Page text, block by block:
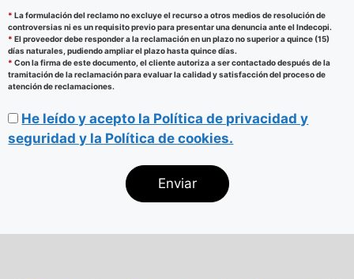
* La formulación del reclamo no excluye el recurso a otros medios de resolución de
controversias ni es un requisito previo para presentar una denuncia ante el Indecopi.
* El proveedor debe responder a la reclamación en un plazo no superior a quince (15)
días naturales, pudiendo ampliar el plazo hasta quince días.
* Con la firma de este documento, el cliente autoriza a ser contactado después de la
tramitación de la reclamación para evaluar la calidad y satisfacción del proceso de
atención de reclamaciones.
He leído y acepto la Política de privacidad y
seguridad y la Política de cookies.